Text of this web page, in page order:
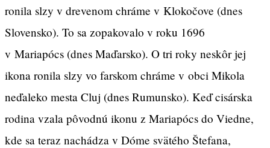
ronila slzy v drevenom chráme v Klokočove (dnes
Slovensko). To sa zopakovalo v roku 1696
v Mariapócs (dnes Maďarsko). O tri roky neskôr jej
ikona ronila slzy vo farskom chráme v obci Mikola
neďaleko mesta Cluj (dnes Rumunsko). Keď cisárska
rodina vzala pôvodnú ikonu z Mariapócs do Viedne,
kde sa teraz nachádza v Dóme svätého Štefana,